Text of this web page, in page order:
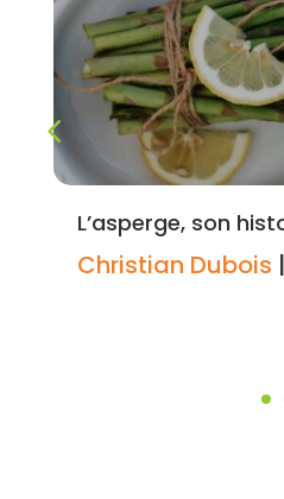
L’asperge, son
Christian Dubois |